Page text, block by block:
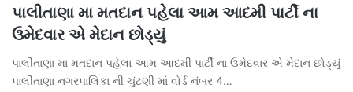
પાલીતાણા મા મતદાન પહેલા આમ આદમી પાર્ટી ના
ઉમેદવાર એ મેદાન છોડ્યું
પાલીતાણા મા મતદાન પહેલા આમ આદમી પાર્ટી ના ઉમેદવાર એ મેદાન છોડ્યું
પાલીતાણા નગરપાલિકા ની ચુંટણી માં વોર્ડ નંબર 4…